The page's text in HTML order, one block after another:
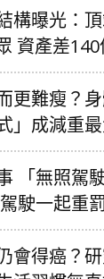
構曝光：
資產差
更難瘦？
」成減重
「無照駕
駛一起重罰
會得癌？